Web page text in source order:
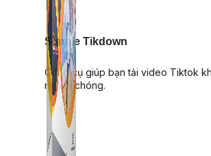
Simple Tikdown
Công cụ giúp bạn tải video Tiktok
nhanh chóng.